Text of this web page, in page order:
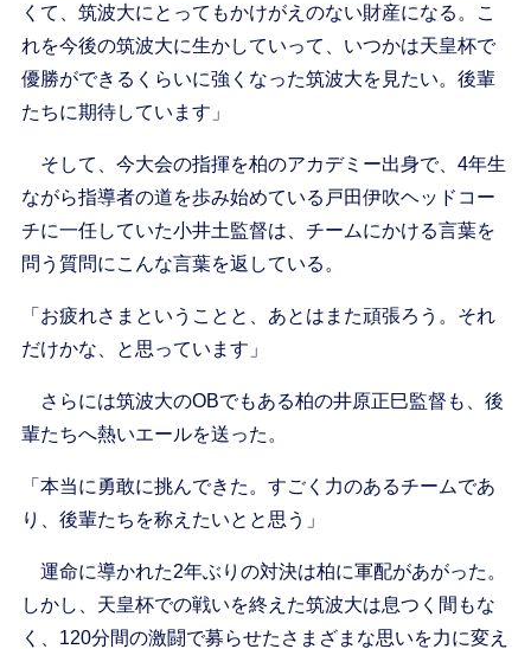
くて、筑波大にとってもかけがえのない財産になる。こ
れを今後の筑波大に生かしていって、いつかは天皇杯で
優勝ができるくらいに強くなった筑波大を見たい。後輩
たちに期待しています」
そして、今大会の指揮を柏のアカデミー出身で、4年生
ながら指導者の道を歩み始めている戸田伊吹ヘッドコー
チに一任していた小井土監督は、チームにかける言葉を
問う質問にこんな言葉を返している。
「お疲れさまということと、あとはまた頑張ろう。それ
だけかな、と思っています」
さらには筑波大のOBでもある柏の井原正巳監督も、後
輩たちへ熱いエールを送った。
「本当に勇敢に挑んできた。すごく力のあるチームであ
り、後輩たちを称えたいとと思う」
運命に導かれた2年ぶりの対決は柏に軍配があがった。
しかし、天皇杯での戦いを終えた筑波大は息つく間もな
く、120分間の激闘で募らせたさまざまな思いを力に変え